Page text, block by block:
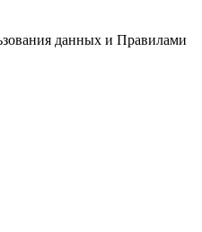
данных и Правилами